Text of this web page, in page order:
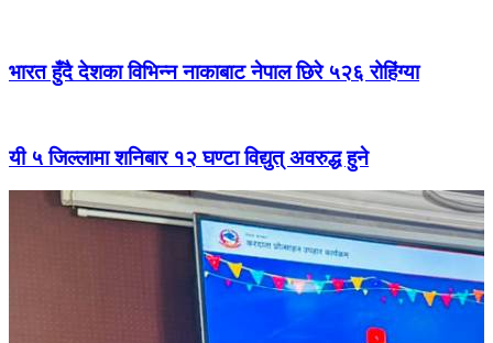
भारत हुँदै देशका विभिन्न नाकाबाट नेपाल छिरे ५२६ रोहिंग्या
यी ५ जिल्लामा शनिबार १२ घण्टा विद्युत् अवरुद्ध हुने